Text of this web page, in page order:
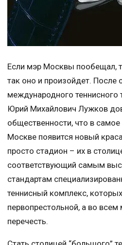
Если мэр Москвы пообещал,
так оно и произойдет. После
международного теннисного
Юрий Михайлович Лужков
общественности, что в
Москве появится новый
просто стадион – их в
соответствующий самым
стандартам
теннисный комплекс,
первопрестольной, а во
перечесть.